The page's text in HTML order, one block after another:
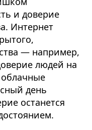
и доверие
Интер­нет
— например,
людей на
день
останется